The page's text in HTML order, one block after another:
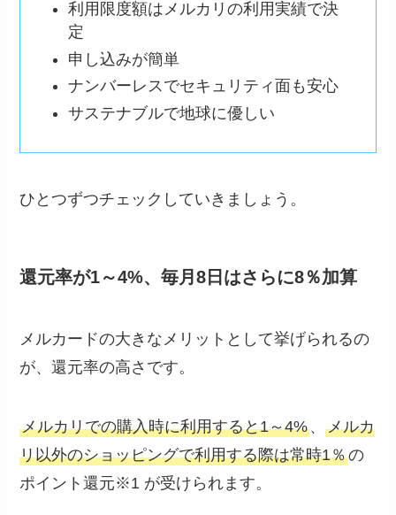
利用限度額はメルカリの利用実績で決
定
申し込みが簡単
ナンバーレスでセキュリティ面も安心
サステナブルで地球に優しい
ひとつずつチェックしていきましょう。
還元率が1～4%、毎月8日はさらに8％加算
メルカードの大きなメリットとして挙げられるの
が、還元率の高さです。
メルカリでの購入時に利用すると1～4%、メルカ
リ以外のショッピングで利用する際は常時1％の
ポイント還元※1 が受けられます。